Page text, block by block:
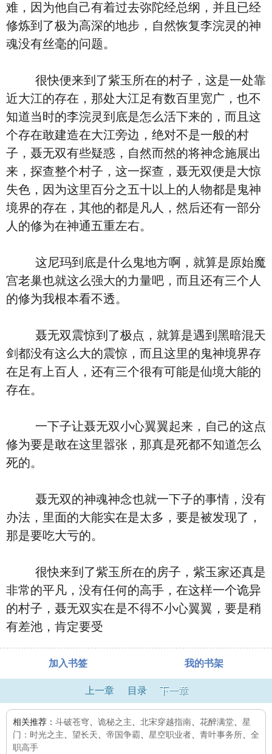
难，因为他自己有着过去弥陀经总纲，并且已经
修炼到了极为高深的地步，自然恢复李浣灵的神
魂没有丝毫的问题。
很快便来到了紫玉所在的村子，这是一处靠
近大江的存在，那处大江足有数百里宽广，也不
知道当时的李浣灵到底是怎么活下来的，而且这
个存在敢建造在大江旁边，绝对不是一般的村
子，聂无双有些疑惑，自然而然的将神念施展出
来，探查整个村子，这一探查，聂无双便是大惊
失色，因为这里百分之五十以上的人物都是鬼神
境界的存在，其他的都是凡人，然后还有一部分
人的修为在神通五重左右。
这尼玛到底是什么鬼地方啊，就算是原始魔
宫老巢也就这么强大的力量吧，而且还有三个人
的修为我根本看不透。
聂无双震惊到了极点，就算是遇到黑暗混天
剑都没有这么大的震惊，而且这里的鬼神境界存
在足有上百人，还有三个很有可能是仙境大能的
存在。
一下子让聂无双小心翼翼起来，自己的这点
修为要是敢在这里嚣张，那真是死都不知道怎么
死的。
聂无双的神魂神念也就一下子的事情，没有
办法，里面的大能实在是太多，要是被发现了，
那是要吃大亏的。
很快来到了紫玉所在的房子，紫玉家还真是
非常的平凡，没有任何的高手，在这样一个诡异
的村子，聂无双实在是不得不小心翼翼，要是稍
有差池，肯定要受
加入书签 我的书架
上一章 目录 下一章
相关推荐： 斗破苍穹 诡秘之主 北宋穿越指南 花醉满堂
星
门：时光之主
望长天 帝国争霸 星空职业者 青叶事务所
全
职高手